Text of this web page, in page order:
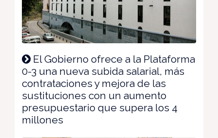
El Gobierno ofrece a la Plataforma
0-3 una nueva subida salarial, más
contrataciones y mejora de las
sustituciones con un aumento
presupuestario que supera los 4
millones